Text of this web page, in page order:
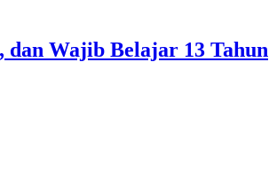
Wajib Belajar 13 Tahun